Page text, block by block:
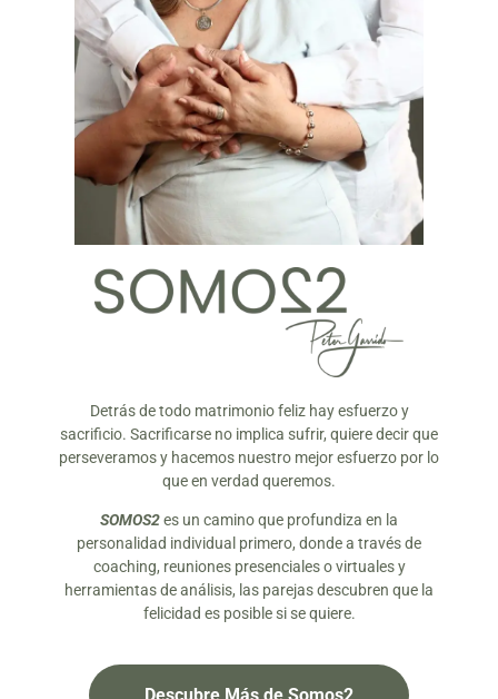
Detrás de todo matrimonio feliz hay esfuerzo y
sacrificio. Sacrificarse no implica sufrir, quiere decir que
perseveramos y hacemos nuestro mejor esfuerzo por lo
que en verdad queremos.
SOMOS2es un camino que profundiza en la
personalidad individual primero, donde a través de
coaching, reuniones presenciales o virtuales y
herramientas de análisis, las parejas descubren que la
felicidad es posible si se quiere.